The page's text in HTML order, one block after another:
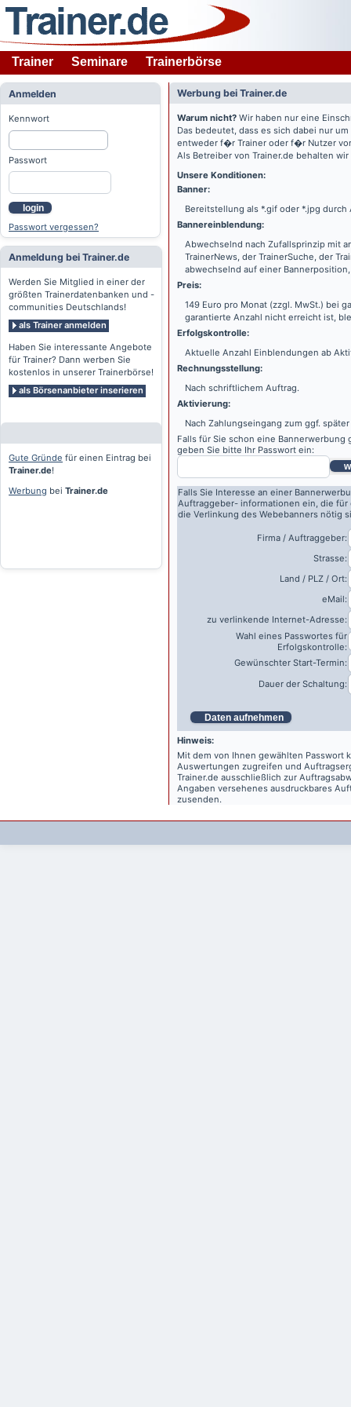
Trainer Seminare Trainerbörse
Anmelden
Kennwort
Passwort
login
Passwort vergessen?
Anmeldung bei Trainer.de
Werden Sie Mitglied in einer der
größten Trainerdatenbanken und -
communities Deutschlands!
als Trainer anmelden
Haben Sie interessante Angebote
für Trainer? Dann werben Sie
kostenlos in unserer Trainerbörse!
als Börsenanbieter inserieren
Gute Gründe für einen Eintrag bei
Trainer.de!
Werbung bei Trainer.de
Werbung bei Trainer.de
Warum nicht? Wir haben nur eine
Das bedeutet, dass es sich dabei nur
entweder f�r Trainer oder f�r Nutzer
Als Betreiber von Trainer.de behalten
Unsere Konditionen:
Banner:
Bereitstellung als *.gif oder *.jpg durch
Bannereinblendung:
Abwechselnd nach Zufallsprinzip mit
TrainerNews, der TrainerSuche, der
abwechselnd auf einer
Preis:
149 Euro pro Monat (zzgl. MwSt.) bei
garantierte Anzahl nicht erreicht ist,
Erfolgskontrolle:
Aktuelle Anzahl Einblendungen ab
Rechnungsstellung:
Nach schriftlichem Auftrag.
Aktivierung:
Nach Zahlungseingang zum ggf.
Falls für Sie schon eine Bannerwerbung
geben Sie bitte Ihr Passwort ein:
Falls Sie Interesse an einer
Auftraggeber- informationen ein, die
die Verlinkung des Webebanners nötig
Firma / Auftraggeber:
Strasse:
Land / PLZ / Ort:
eMail:
zu verlinkende Internet-Adresse:
Wahl eines Passwortes für
Erfolgskontrolle:
Gewünschter Start-Termin:
Dauer der Schaltung:
Daten aufnehmen
Hinweis:
Mit dem von Ihnen gewählten Passwort
Auswertungen zugreifen und
Trainer.de ausschließlich zur
Angaben versehenes ausdruckbares
zusenden.